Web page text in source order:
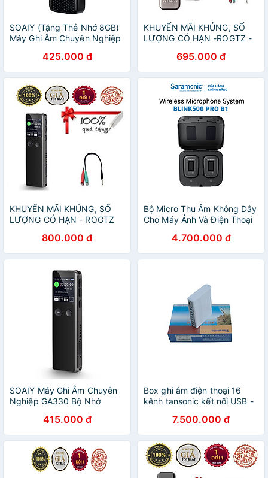
SOAIY (Tặng Thẻ Nhớ 8GB)
Máy Ghi Âm Chuyên Nghiệp
425.000 đ
KHUYẾN MÃI KHỦNG, SỐ
LƯỢNG CÓ HẠN -ROGTZ -
GH805 Chống Ồn Chủ Động
Dung Lượng 8Gb Pin Lithium
Trâu Đa Năng Ghi Âm Cuộc
Họp Bài Giảng Phỏng Vấn Ý
Tưởng Thời Gian Ghi Âm
20Giờ Hỗ Trợ MP3 Hàng
Chính Hãng
695.000 đ
KHUYẾN MÃI KHỦNG, SỐ
LƯỢNG CÓ HẠN - ROGTZ
nghiệp GA330 Chống ồn
Chủ động Dung lượng 8GB
Pin 40h Nghe Mp3 Tích hợp
USB2.0 Dễ sử dụng Hỗ trợ
đa ngôn ngữ Đa năng Thiết
kế hiện đại Hàng Chính
800.000 đ
Bộ Micro Thu Âm Không Dây
Cho Máy Ảnh Và Điện Thoại
Blink500 Pro B1 -
Livestream / Phỏng Vấn /
Quay Video - Hàng Chính
4.700.000 đ
SOAIY Máy Ghi Âm Chuyên
Nghiệp GA330 Bộ Nhớ
415.000 đ
Box ghi âm điện thoại 16
kênh tansonic kết nối USB -
Nhập Khẩu7.500.000 đ